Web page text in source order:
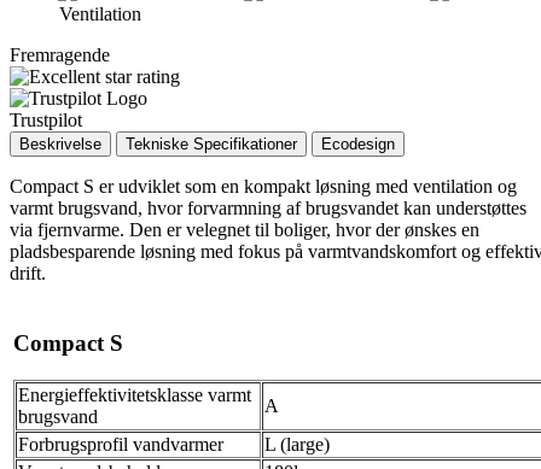
Fremragende
Trustpilot
Beskrivelse Tekniske Specifikationer Ecodesign
Compact S er udviklet som en kompakt løsning med ventilation og
varmt brugsvand, hvor forvarmning af brugsvandet kan understøttes
via fjernvarme. Den er velegnet til boliger, hvor der ønskes en
pladsbesparende løsning med fokus på varmtvandskomfort og
drift.
Compact S
Energieffektivitetsklasse varmt
brugsvand
A
Forbrugsprofil vandvarmer
L (large)